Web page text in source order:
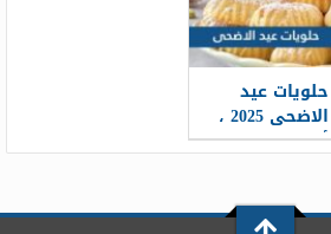
حلويات عيد
الاضحى 2025 ،
أحدث وصفات